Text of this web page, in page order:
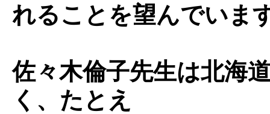
れることを望んでいま
佐々木倫子先生は北海
く、たとえ